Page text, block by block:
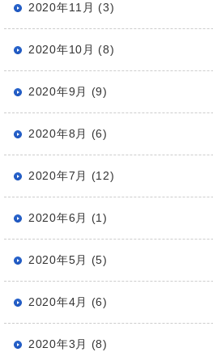
2020年11月 (3)
2020年10月 (8)
2020年9月 (9)
2020年8月 (6)
2020年7月 (12)
2020年6月 (1)
2020年5月 (5)
2020年4月 (6)
2020年3月 (8)